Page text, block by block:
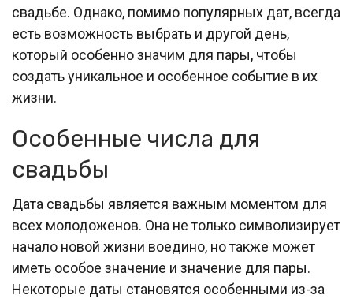
свадьбе. Однако, помимо популярных дат, всегда
есть возможность выбрать и другой день,
который особенно значим для пары, чтобы
создать уникальное и особенное событие в их
жизни.
Особенные числа для
свадьбы
Дата свадьбы является важным моментом для
всех молодоженов. Она не только символизирует
начало новой жизни воедино, но также может
иметь особое значение и значение для пары.
Некоторые даты становятся особенными из-за